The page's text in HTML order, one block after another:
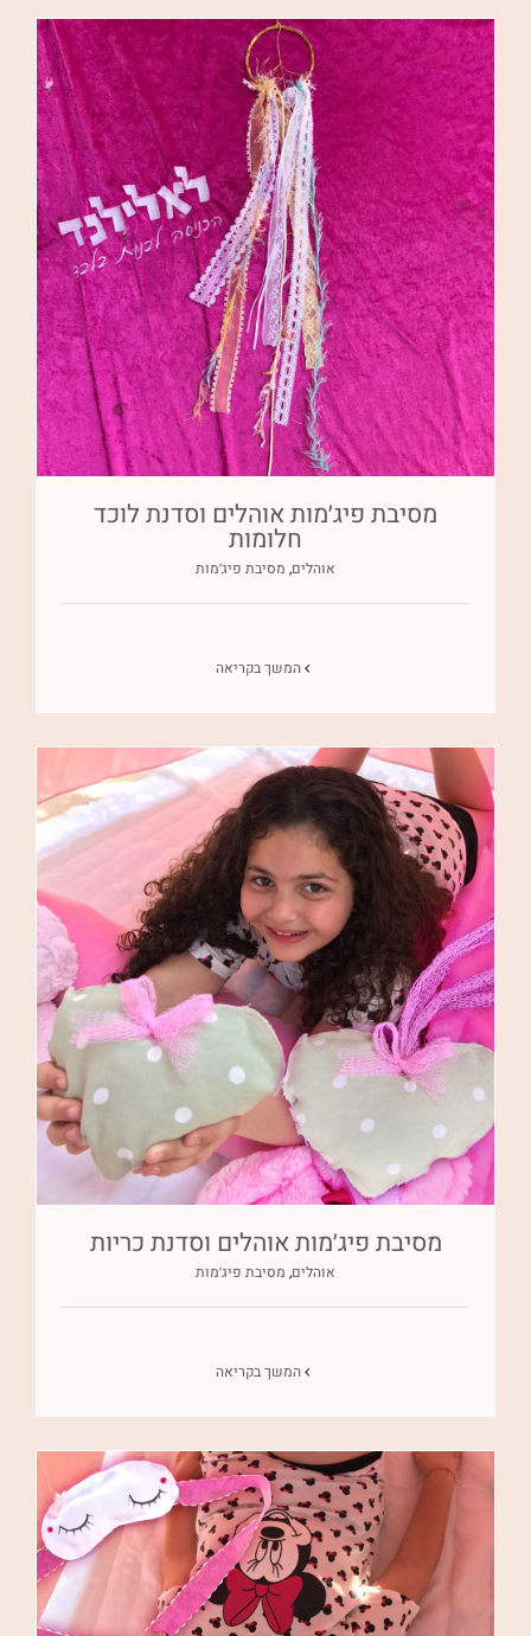
מסיבת פיג׳מות אוהלים וסדנת לוכד
חלומות
אוהלים, מסיבת פיג׳מות
המשך בקריאה
מסיבת פיג׳מות אוהלים וסדנת כריות
אוהלים, מסיבת פיג׳מות
המשך בקריאה